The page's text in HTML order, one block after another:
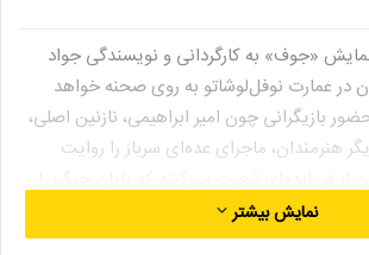
«جوف» به کارگردانی و نویسندگی جواد
از ۴ مهر تا ۱۲ آبان در عمارت نوفل‌لوشاتو به روی صحنه خواهد
بازیگرانی چون امیر ابراهیمی، نازنین اصلی،
هنرمندان، ماجرای عده‌ای سرباز را روایت
مقاومت می‌کند.
نمایش بیشتر